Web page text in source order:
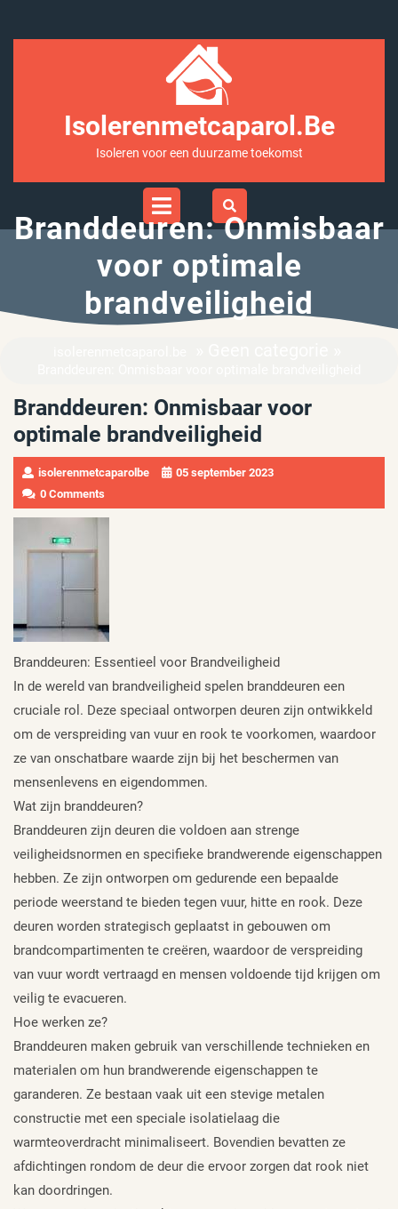
Isolerenmetcaparol.be
Isoleren voor een duurzame toekomst
Open
Branddeuren: Onmisbaar
voor optimale
brandveiligheid
Branddeuren: Onmisbaar voor
optimale brandveiligheid
isolerenmetcaparolbe
05 september 2023
0 Comments
Branddeuren: Essentieel voor Brandveiligheid
In de wereld van brandveiligheid spelen branddeuren een
cruciale rol. Deze speciaal ontworpen deuren zijn ontwikkeld
om de verspreiding van vuur en rook te voorkomen, waardoor
ze van onschatbare waarde zijn bij het beschermen van
mensenlevens en eigendommen.
Wat zijn branddeuren?
Branddeuren zijn deuren die voldoen aan strenge
veiligheidsnormen en specifieke brandwerende eigenschappen
hebben. Ze zijn ontworpen om gedurende een bepaalde
periode weerstand te bieden tegen vuur, hitte en rook. Deze
deuren worden strategisch geplaatst in gebouwen om
brandcompartimenten te creëren, waardoor de verspreiding
van vuur wordt vertraagd en mensen voldoende tijd krijgen om
veilig te evacueren.
Hoe werken ze?
Branddeuren maken gebruik van verschillende technieken en
materialen om hun brandwerende eigenschappen te
garanderen. Ze bestaan vaak uit een stevige metalen
constructie met een speciale isolatielaag die
warmteoverdracht minimaliseert. Bovendien bevatten ze
afdichtingen rondom de deur die ervoor zorgen dat rook niet
kan doordringen.